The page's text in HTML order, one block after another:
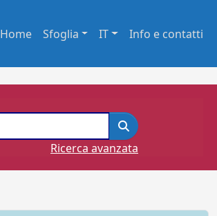
Home Sfoglia IT Info e contatti
Ricerca avanzata